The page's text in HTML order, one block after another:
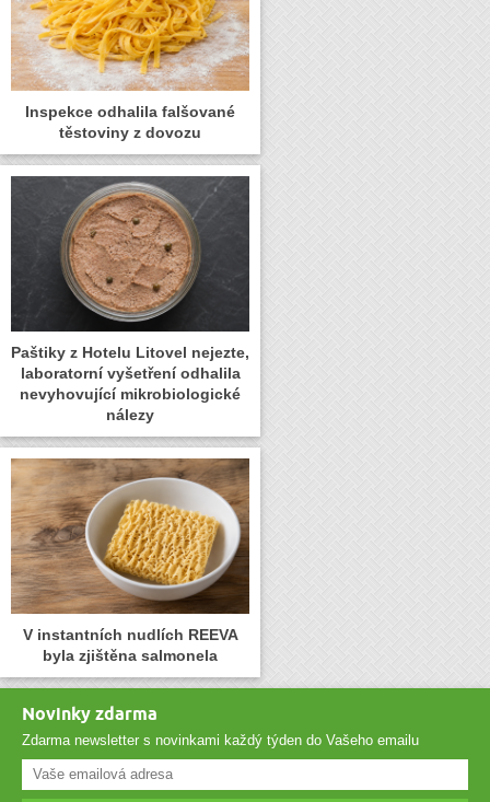
Inspekce odhalila falšované
těstoviny z dovozu
Paštiky z Hotelu Litovel nejezte,
laboratorní vyšetření odhalila
nevyhovující mikrobiologické
nálezy
V instantních nudlích REEVA
byla zjištěna salmonela
Novinky zdarma
Zdarma newsletter s novinkami každý týden do Vašeho emailu